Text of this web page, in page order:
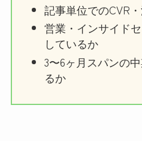
記事単位でのCVR
営業・インサイド
しているか
3〜6ヶ月スパンの
るか